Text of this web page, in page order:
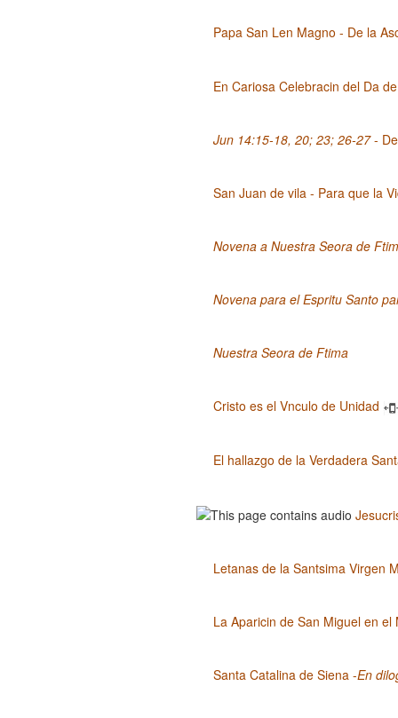
Papa San Len Magno - De la
En Cariosa Celebracin del Da
Jun 14:15-18, 20; 23; 26-27-
San Juan de vila - Para que la
Novena a Nuestra Seora de
Novena para el Espritu Santo
Nuestra Seora de Ftima
Cristo es el Vnculo de Unidad
El hallazgo de la Verdadera
Letanas de la Santsima Virgen
La Aparicin de San Miguel en el
Santa Catalina de Siena -En